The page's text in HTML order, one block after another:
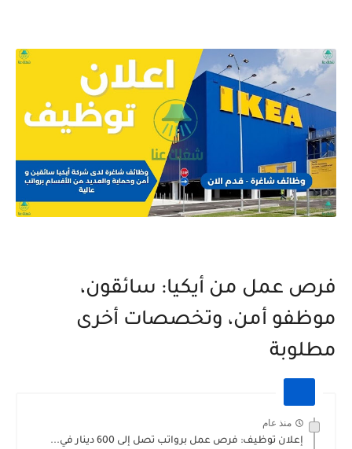
فرص عمل من أيكيا: سائقون،
موظفو أمن، وتخصصات أخرى
مطلوبة
منذ عام
إعلان توظيف: فرص عمل برواتب تصل إلى 600 دينار في...